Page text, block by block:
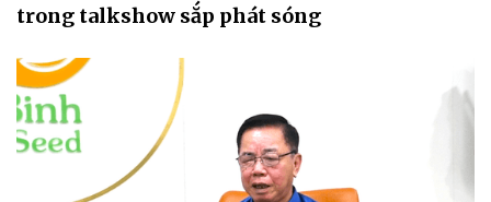
trong talkshow sắp phát sóng